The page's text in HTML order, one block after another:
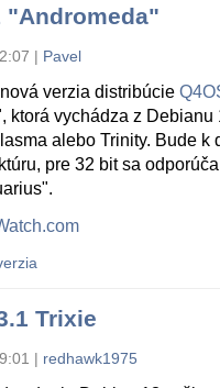
"Andromeda"
| Pavel
verzia distribúcie
ktorá vychádza z Debianu
alebo Trinity. Bude k
pre 32 bit sa
Trixie
| redhawk1975